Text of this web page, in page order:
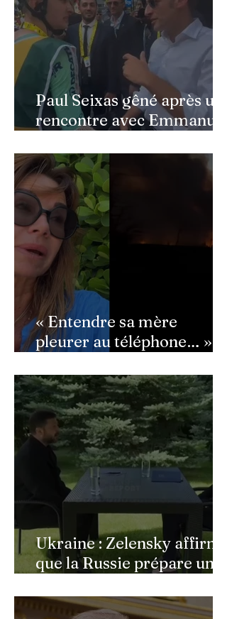
Paul Seixas gêné après une
rencontre avec Emmanuel
semé la panique dans son
équipe
« Entendre sa mère
pleurer au téléphone… » :
bouleversée par les
incendies du Cap-Ferret,
son témoignage poignant
Ukraine : Zelensky affirme
que la Russie prépare une
militaire à l'automne